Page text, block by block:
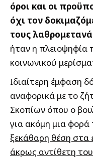
όροι και οι
όχι τον
τους
ήταν η πλειοψηφία
κοινωνικού
Ιδιαίτερη έμφαση
αναφορικά με το
Σκοπίων όπου ο
για ακόμη μια
ξεκάθαρη θέση στα
άκρως αντίθετη